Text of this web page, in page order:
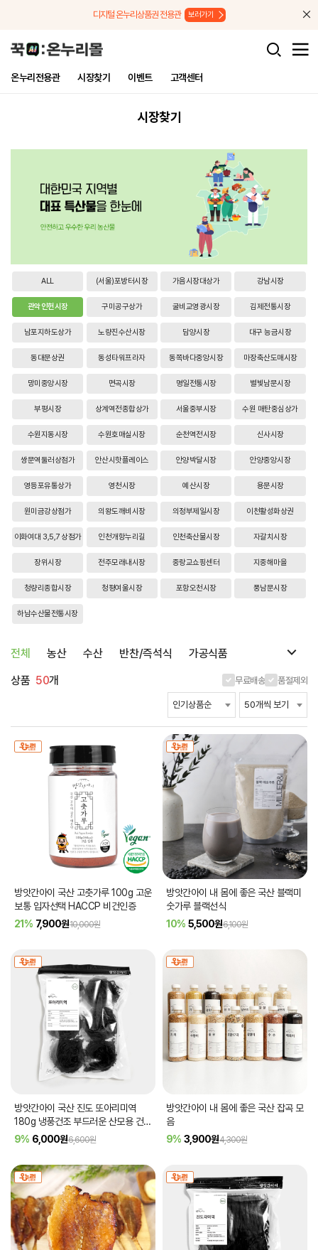
디지털 온누리상품권 전용관 보러가기
온누리전용관 시장찾기 이벤트 고객센터
시장찾기
ALL (서울)포방터시장 가음시장대상가 강남시장
관악인헌시장 구미공구상가 굴비교영광시장 김제전통시장
남포지하도상가 노량진수산시장 담양시장 대구 능금시장
동대문상권 동성타워프라자 동쪽바다중앙시장 마장축산도매시장
망미중앙시장 면곡시장 명일전통시장 별빛남문시장
부평시장 상계역전종합상가 서울중부시장 수원 매탄중심상가
수원지동시장 수원호매실시장 순천역전시장 신사시장
쌍문역둘러상점가 안산시핫플레이스 안양박달시장 안양중앙시장
영등포유통상가 영천시장 예산시장 용문시장
원미금강상점가 의왕도깨비시장 의정부제일시장 이천활성화상권
이화여대 3,5,7 상점가 인천개항누리길 인천축산물시장 자갈치시장
장위시장 전주모래내시장 중랑교쇼핑센터 지중해마을
청량리종합시장 청평여울시장 포항오천시장 풍남문시장
하남수산물전통시장
전체 농산 수산 반찬/즉석식
가공식품
상품 50개 무료배송 품절제외
방앗간아이 국산 고춧가루 100g 고운
보통 입자선택 HACCP 비건인증
21% 7,900원10,000원
방앗간아이 내 몸에 좋은 국산 블랙미
숫가루 블랙선식
10% 5,500원6,100원
방앗간아이 국산 진도 또아리미역
180g 냉풍건조 부드러운 산모용 건미
역
9% 6,000원6,600원
방앗간아이 내 몸에 좋은 국산 잡곡 모
음
9% 3,900원4,300원